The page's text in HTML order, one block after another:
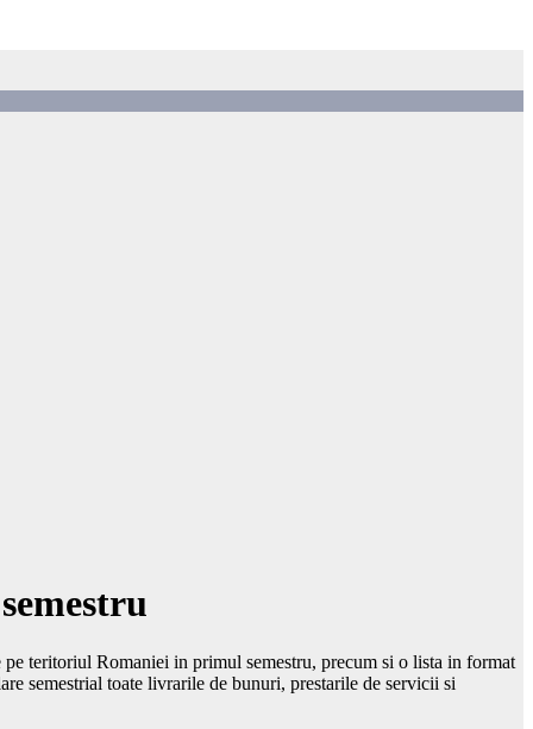
teritoriul Romaniei in primul semestru, precum si o lista in format
semestrial toate livrarile de bunuri, prestarile de servicii si